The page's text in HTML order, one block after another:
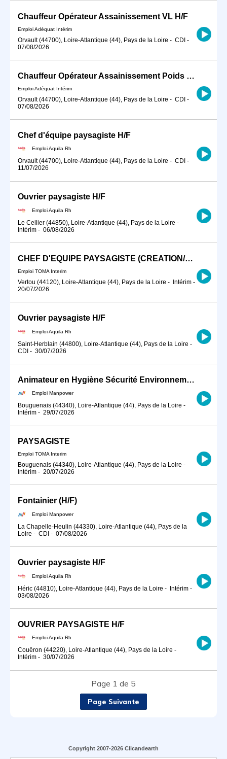
Chauffeur Opérateur Assainissement VL H/F
Emploi Adéquat Intérim
Orvault (44700), Loire-Atlantique (44), Pays de la Loire - CDI -
07/08/2026
Chauffeur Opérateur Assainissement Poids Lourd (H/F).
Emploi Adéquat Intérim
Orvault (44700), Loire-Atlantique (44), Pays de la Loire - CDI -
07/08/2026
Chef d'équipe paysagiste H/F
Emploi Aquila Rh
Orvault (44700), Loire-Atlantique (44), Pays de la Loire - CDI -
11/07/2026
Ouvrier paysagiste H/F
Emploi Aquila Rh
Le Cellier (44850), Loire-Atlantique (44), Pays de la Loire -
Intérim - 06/08/2026
CHEF D'EQUIPE PAYSAGISTE (CREATION/ENTRETIEN)
Emploi TOMA Interim
Vertou (44120), Loire-Atlantique (44), Pays de la Loire - Intérim -
20/07/2026
Ouvrier paysagiste H/F
Emploi Aquila Rh
Saint-Herblain (44800), Loire-Atlantique (44), Pays de la Loire -
CDI - 30/07/2026
Animateur en Hygiène Sécurité Environnement (H/F)
Emploi Manpower
Bouguenais (44340), Loire-Atlantique (44), Pays de la Loire -
Intérim - 29/07/2026
PAYSAGISTE
Emploi TOMA Interim
Bouguenais (44340), Loire-Atlantique (44), Pays de la Loire -
Intérim - 20/07/2026
Fontainier (H/F)
Emploi Manpower
La Chapelle-Heulin (44330), Loire-Atlantique (44), Pays de la
Loire - CDI - 07/08/2026
Ouvrier paysagiste H/F
Emploi Aquila Rh
Héric (44810), Loire-Atlantique (44), Pays de la Loire - Intérim -
03/08/2026
OUVRIER PAYSAGISTE H/F
Emploi Aquila Rh
Couëron (44220), Loire-Atlantique (44), Pays de la Loire -
Intérim - 30/07/2026
Page 1 de 5
Page Suivante
Copyright 2007-2026 Clicandearth